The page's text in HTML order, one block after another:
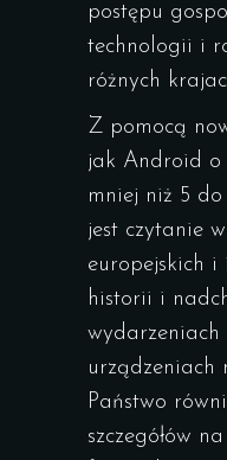
postępu
technologii i
różnych
Z pomocą
jak Android o
mniej niż 5
jest czytanie
europejskich i
historii i
wydarzeniach
urządzeniach
Państwo
szczegółów